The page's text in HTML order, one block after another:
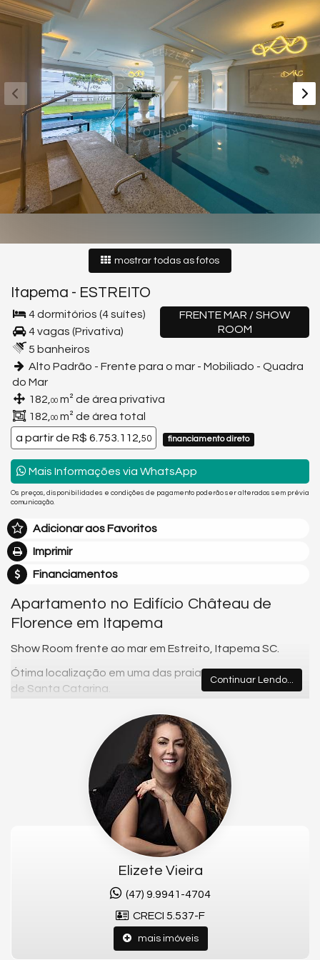
mostrar todas as fotos
Itapema - ESTREITO
FRENTE MAR / SHOW
ROOM
4 dormitórios (4 suítes)
4 vagas (Privativa)
5 banheiros
Alto Padrão - Frente para o mar - Mobiliado - Quadra
do Mar
182, 00 m² de área privativa
182, 00 m² de área total
a partir de R$ 6.753.112, 50 financiamento direto
Mais Informações via WhatsApp
Os preços, disponibilidades e condições de pagamento poderão ser alterados sem prévia
comunicação.
Adicionar aos Favoritos
Imprimir
Financiamentos
Apartamento no Edifício Château de
Florence em Itapema
Show Room frente ao mar em Estreito, Itapema SC.
Ótima localização em uma das praias mais valorizadas
de Santa Catarina.
📐 182,00m² de área privativa
🚗 4 Vagas de garagem
🏖️ Área de lazer
Fale Comigo e garanta este imóvel.
📞 Telefone: (47) 99941-4704
📧 E-mail: elizetevieiraimoveis@gmail.com
*O Saldo parcelado será corrigido pelo índice mensal do
Continuar Lendo...
Elizete Vieira
(47) 9.9941-4704
CRECI 5.537-F
mais imóveis